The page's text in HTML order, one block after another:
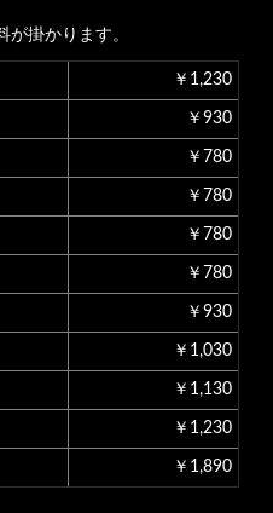
が掛かります。
￥1,230
￥930
￥780
￥780
￥780
￥780
￥930
￥1,030
￥1,130
￥1,230
￥1,890